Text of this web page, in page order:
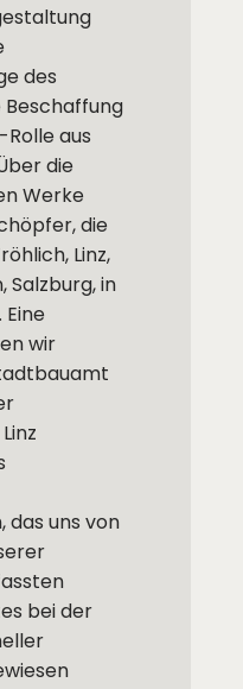
des
aus
die
Werke
die
Linz,
Salzburg, in
wir
das uns von
bei der